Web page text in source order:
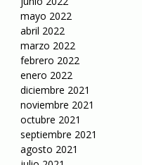
mayo 2022
abril 2022
marzo 2022
febrero 2022
enero 2022
diciembre 2021
noviembre 2021
octubre 2021
septiembre 2021
agosto 2021